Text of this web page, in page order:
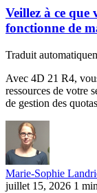
Veillez à ce que
fonctionne de
Traduit
Avec 4D 21 R4,
ressources de votre
de gestion des
Marie-Sophie
juillet 15, 2026 1